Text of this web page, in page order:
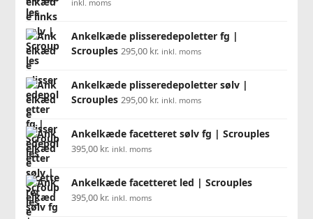
inkl. moms
Ankelkæde plisseredepoletter fg |
Scrouples 295,00 kr. inkl. moms
Ankelkæde plisseredepoletter sølv |
Scrouples 295,00 kr. inkl. moms
Ankelkæde facetteret sølv fg | Scrouples
395,00 kr. inkl. moms
Ankelkæde facetteret led | Scrouples
395,00 kr. inkl. moms